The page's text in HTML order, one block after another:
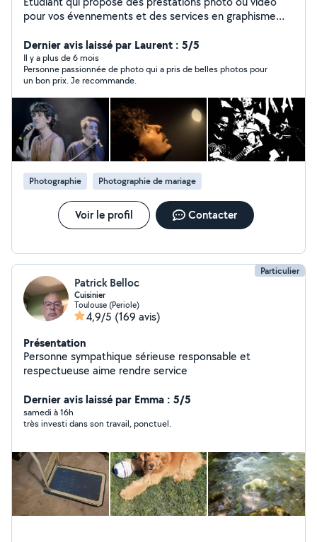
pour vos évennements et des services en graphisme
Dernier avis laissé par Laurent : 5/5
Il y a plus de 6 mois
Personne passionnée de photo qui a pris de belles photos pour
un bon prix. Je recommande.
Photographie Photographie de mariage
Voir le profil Contacter
Particulier
Patrick Belloc
Cuisinier
Toulouse (Periole)
4,9/5 (169 avis)
Présentation
Personne sympathique sérieuse responsable et
respectueuse aime rendre service
Dernier avis laissé par Emma : 5/5
samedi à 16h
très investi dans son travail, ponctuel.